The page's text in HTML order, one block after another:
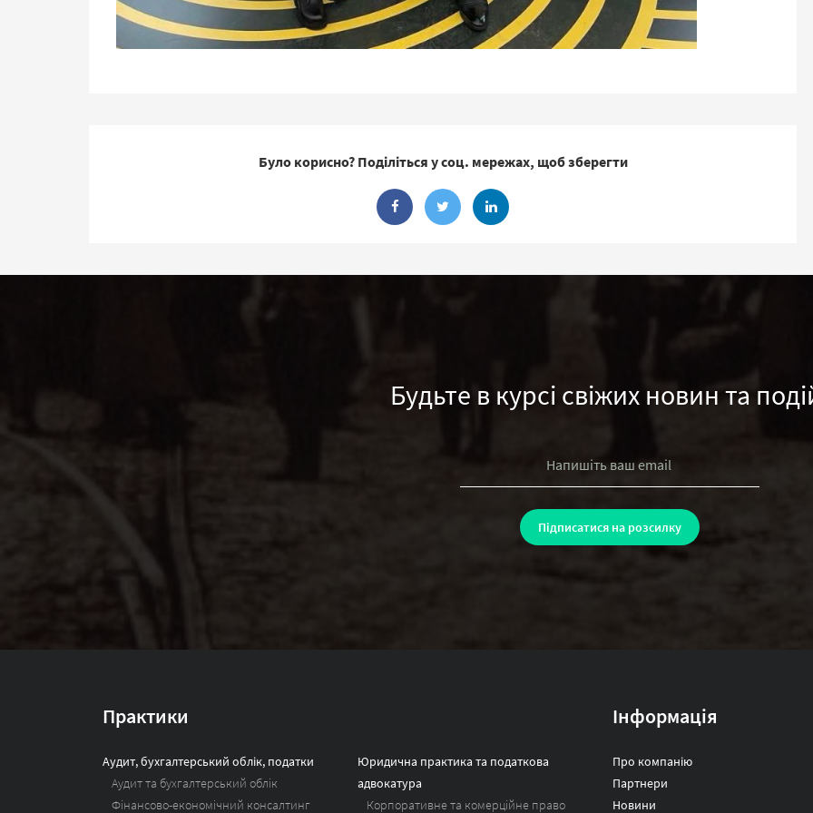
Було корисно? Поділіться у соц. мережах, щоб зберегти
Будьте в курсі свіжих новин та
Практики
Аудит, бухгалтерський облік, податки
Аудит та бухгалтерський облік
Фінансово-економічний консалтинг
Юридична практика та податкова
адвокатура
Корпоративне та комерційне право
Інформація
Про компанію
Партнери
Новини